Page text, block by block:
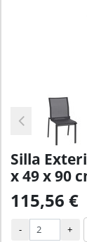
Silla
x 49 x 90
115,56 €
- +